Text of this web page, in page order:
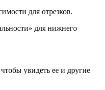
для отрезков.
для нижнего
увидеть ее и другие